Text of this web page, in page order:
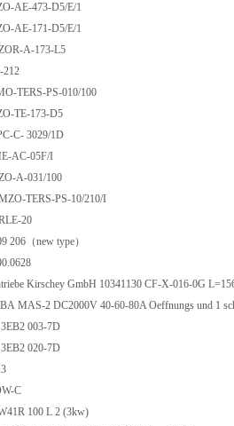
AE-473-D5/E/1
AE-171-D5/E/1
A-173-L5
212
TERS-PS-010/100
TE-173-D5
C- 3029/1D
AC-05F/I
A-031/100
TERS-PS-10/210/I
20
206（new type）
Kirschey GmbH 10341130 CF-X-016-0G
MAS-2 DC2000V 40-60-80A Oeffnungs und 1
003-7D
020-7D
C
100 L 2 (3kw)